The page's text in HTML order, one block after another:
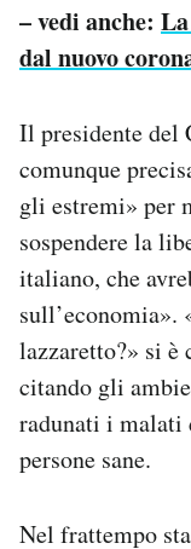
– vedi anche:
dal nuovo
Il presidente del
comunque
gli estremi» per
sospendere la
italiano, che
sull’economia».
lazzaretto?» si è
citando gli
radunati i malati
persone sane.
Nel frattempo